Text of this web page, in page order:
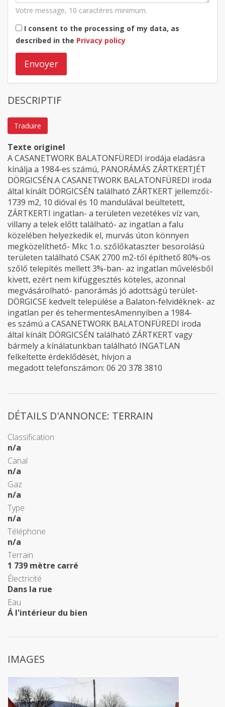
Votre message, 10 caractères minimum.
I consent to the processing of my data, as
described in the Privacy policy
Envoyer
DESCRIPTIF
Traduire
Texte originel
A CASANETWORK BALATONFÜREDI irodája eladásra
kínálja a 1984-es számú, PANORÁMÁS ZÁRTKERTJÉT
DÖRGICSÉN.A CASANETWORK BALATONFÜREDI iroda
által kínált DÖRGICSÉN található ZÁRTKERT jellemzői:-
1739 m2, 10 dióval és 10 mandulával beültetett,
ZÁRTKERTI ingatlan- a területen vezetékes víz van,
villany a telek előtt található- az ingatlan a falu
közelében helyezkedik el, murvás úton könnyen
megközelíthető- Mkc 1.o. szőlőkataszter besorolású
területen található CSAK 2700 m2-től építhető 80%-os
szőlő telepítés mellett 3%-ban- az ingatlan művelésből
kivett, ezért nem kifüggesztés köteles, azonnal
megvásárolható- panorámás jó adottságú terület-
DÖRGICSE kedvelt települése a Balaton-felvidéknek- az
ingatlan per és tehermentesAmennyiben a 1984-
es számú a CASANETWORK BALATONFÜREDI iroda
által kínált DÖRGICSÉN található ZÁRTKERT vagy
bármely a kínálatunkban található INGATLAN
felkeltette érdeklődését, hívjon a
megadott telefonszámon: 06 20 378 3810
DÉTAILS D'ANNONCE: TERRAIN
Classification
n/a
Canal
n/a
Gaz
n/a
Type
n/a
Téléphone
n/a
Terrain
1 739 mètre carré
Électricité
Dans la rue
Eau
Á l'intérieur du bien
IMAGES